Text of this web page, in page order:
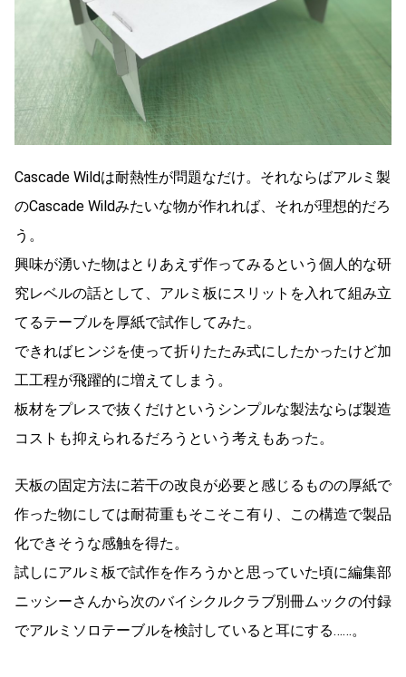
Cascade Wildは耐熱性が問題なだけ。それならばアルミ製
のCascade Wildみたいな物が作れれば、それが理想的だろ
う。
興味が湧いた物はとりあえず作ってみるという個人的な研
究レベルの話として、アルミ板にスリットを入れて組み立
てるテーブルを厚紙で試作してみた。
できればヒンジを使って折りたたみ式にしたかったけど加
工工程が飛躍的に増えてしまう。
板材をプレスで抜くだけというシンプルな製法ならば製造
コストも抑えられるだろうという考えもあった。
天板の固定方法に若干の改良が必要と感じるものの厚紙で
作った物にしては耐荷重もそこそこ有り、この構造で製品
化できそうな感触を得た。
試しにアルミ板で試作を作ろうかと思っていた頃に編集部
ニッシーさんから次のバイシクルクラブ別冊ムックの付録
でアルミソロテーブルを検討していると耳にする……。